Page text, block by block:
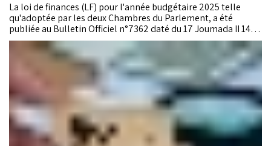
La loi de finances (LF) pour l'année budgétaire 2025 telle
qu'adoptée par les deux Chambres du Parlement, a été
publiée au Bulletin Officiel n°7362 daté du 17 Joumada II 1446
(19 décembre 2024).